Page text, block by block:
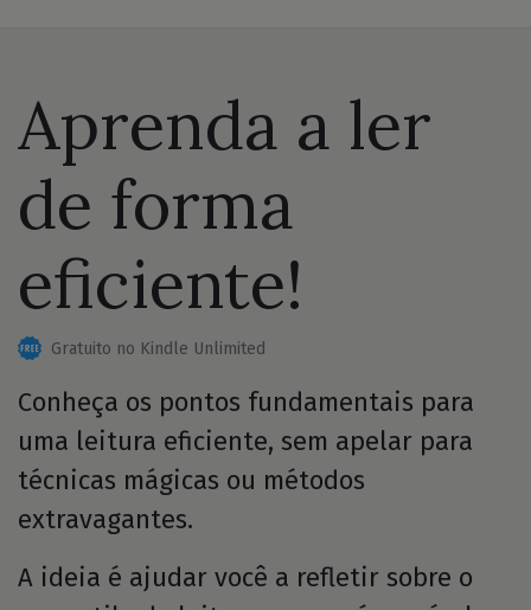
Aprenda a ler
de forma
eficiente!
Gratuito no Kindle Unlimited
Conheça os pontos fundamentais para
uma leitura eficiente, sem apelar para
técnicas mágicas ou métodos
extravagantes.
A ideia é ajudar você a refletir sobre o